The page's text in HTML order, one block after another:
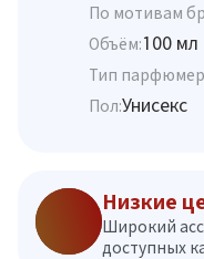
По мотивам
Объём:100 мл
Тип
Пол:Унисекс
Низкие
Широкий
доступных